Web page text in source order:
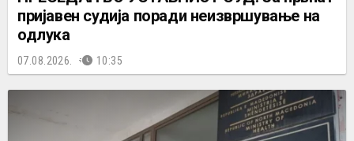
пријавен судија поради неизвршување на
одлука
07.08.2026. 10:35